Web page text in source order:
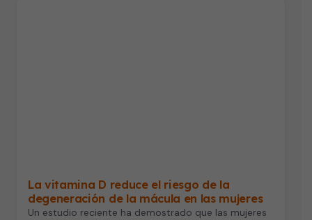
La vitamina D reduce el riesgo de la
degeneración de la mácula en las mujeres
Un estudio reciente ha demostrado que las mujeres